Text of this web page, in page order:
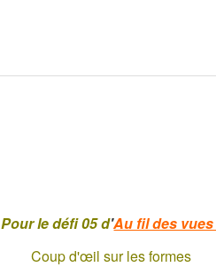
Pour le défi 05 d'Au fil des
Coup d'œil sur les formes